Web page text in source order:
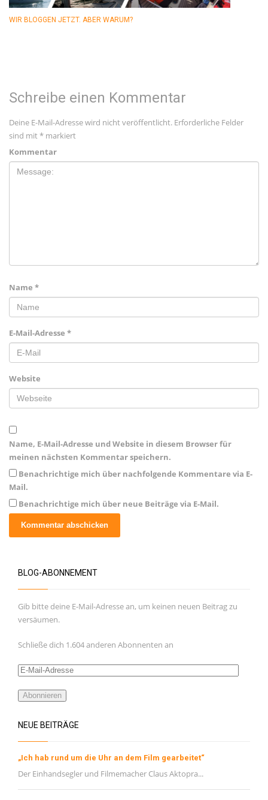
WIR BLOGGEN JETZT. ABER WARUM?
Schreibe einen Kommentar
Deine E-Mail-Adresse wird nicht veröffentlicht. Erforderliche Felder
sind mit* markiert
Kommentar
Name *
E-Mail-Adresse *
Website
Name, E-Mail-Adresse und Website in diesem Browser für
meinen nächsten Kommentar speichern.
Benachrichtige mich über nachfolgende Kommentare via E-
Mail.
Benachrichtige mich über neue Beiträge via E-Mail.
BLOG-ABONNEMENT
Gib bitte deine E-Mail-Adresse an, um keinen neuen Beitrag zu
versäumen.
Schließe dich 1.604 anderen Abonnenten an
E-
Adresse
Abonnieren
NEUE BEITRÄGE
„Ich hab rund um die Uhr an dem Film gearbeitet“
Der Einhandsegler und Filmemacher Claus Aktopra...